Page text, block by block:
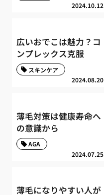
2024.10.12
広いおでこは魅力？コ
ンプレックス克服
2024.08.20
スキンケア
薄毛対策は健康寿命へ
の意識から
2024.07.25
AGA
薄毛になりやすい人が